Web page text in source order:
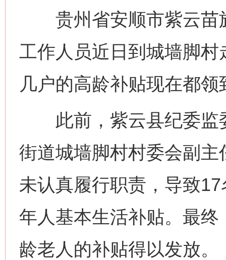
贵州省安顺市紫云苗
工作人员近日到城墙脚村
几户的高龄补贴现在都领
此前，紫云县纪委监
街道城墙脚村村委会副
未认真履行职责，导致
年人基本生活补贴。最
龄老人的补贴得以发放。